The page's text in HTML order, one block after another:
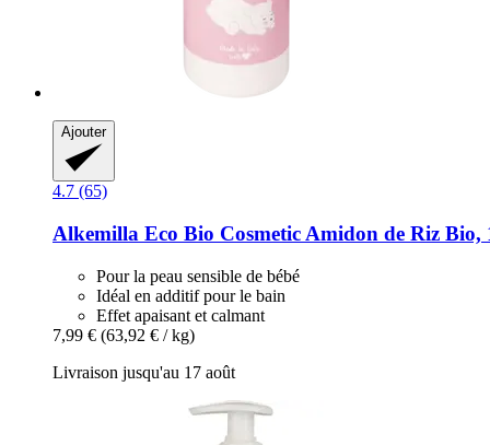
Ajouter
4.7 (65)
Alkemilla Eco Bio Cosmetic Amidon de Riz Bio,
Pour la peau sensible de bébé
Idéal en additif pour le bain
Effet apaisant et calmant
7,99 € (63,92 € / kg)
Livraison jusqu'au 17 août